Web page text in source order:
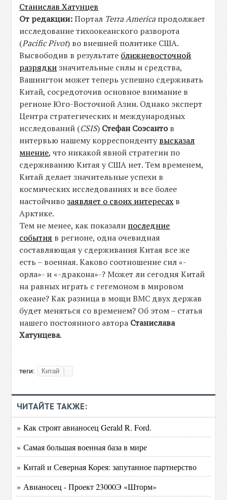
Станислав Хатунцев
От редакции:Портал TerraAmericaпродолжает
исследование тихоокеанского разворота
(PacificPivot) во внешней политике США.
Высвободив в результате ближневосточной
разрядкизначительные силы и средства,
Вашингтон может теперь успешно сдерживать
Китай, сосредоточив основное внимание в
регионе Юго-Восточной Азии. Однако эксперт
Центра стратегических и международных
исследований (CSIS) Стефан Соэсантов
интервью нашему корреспонденту высказал
мнение, что никакой явной стратегии по
сдерживанию Китая у США нет. Тем временем,
Китай делает значительные успехи в
космических исследованиях и все более
настойчивозаявляет о своих интересах в
Арктике.
Тем не менее, как показали последние
события в регионе, одна очевидная
составляющая у сдерживания Китая все же
есть – военная. Каково соотношение сил «-
орла»- и «-дракона»-? Может ли сегодня Китай
на равных играть с гегемоном в мировом
океане? Как разница в мощи ВМС двух держав
будет меняться со временем? Об этом – статья
нашего постоянного автора Станислава
Хатунцева.
теги: Китай
ЧИТАЙТЕ ТАКЖЕ:
» Как строят авианосец Gerald R. Ford.
» Самая большая военная база в мире
» Китай и Северная Корея: запутанное партнерство
» Авианосец - Проект 23000Э «Шторм»